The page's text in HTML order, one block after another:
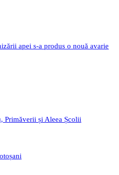
apei s-a produs o nouă avarie
Primăverii și Aleea Școlii